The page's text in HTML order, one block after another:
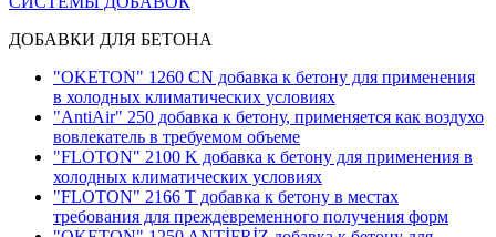
ДОБАВКИ ДЛЯ БЕТОНА
"OKETON" 1260 CN добавка к бетону для применения
в холодных климатических условиях
"AntiAir" 250 добавка к бетону, применяется как воздухо
вовлекатель в требуемом объеме
"FLOTON" 2100 K добавка к бетону для применения в
холодных климатических условиях
"FLOTON" 2166 T добавка к бетону в местах
требования для преждевременного получения форм